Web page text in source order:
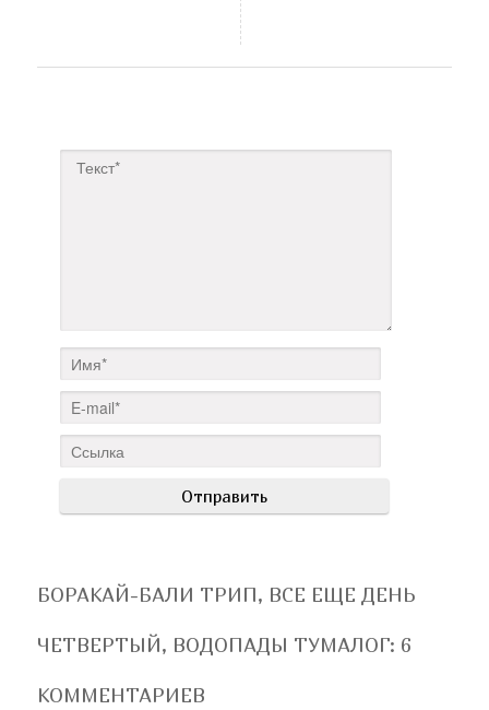
БОРАКАЙ-БАЛИ ТРИП, ВСЕ ЕЩЕ ДЕНЬ
ЧЕТВЕРТЫЙ, ВОДОПАДЫ ТУМАЛОГ: 6
КОММЕНТАРИЕВ